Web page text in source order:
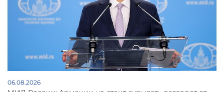
06.08.2026